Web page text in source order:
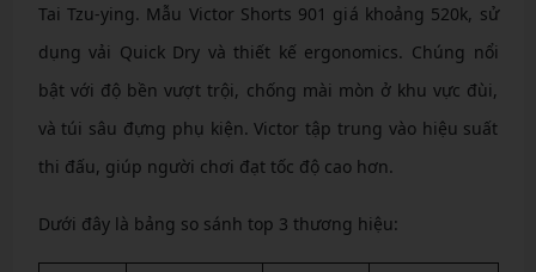
Tai Tzu-ying. Mẫu Victor Shorts 901 giá khoảng 520k, sử
dụng vải Quick Dry và thiết kế ergonomics. Chúng nổi
bật với độ bền vượt trội, chống mài mòn ở khu vực đùi,
và túi sâu đựng phụ kiện. Victor tập trung vào hiệu suất
thi đấu, giúp người chơi đạt tốc độ cao hơn.
Dưới đây là bảng so sánh top 3 thương hiệu: